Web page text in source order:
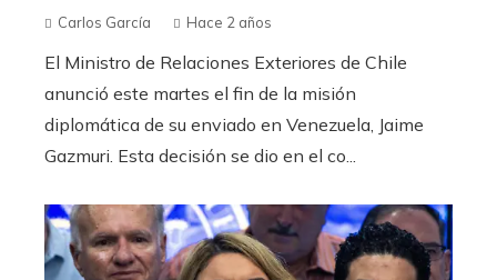
Carlos García Hace 2 años
El Ministro de Relaciones Exteriores de Chile
anunció este martes el fin de la misión
diplomática de su enviado en Venezuela, Jaime
Gazmuri. Esta decisión se dio en el co...